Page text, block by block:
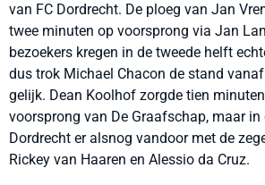
van FC Dordrecht. De ploeg van Jan
twee minuten op voorsprong via Jan
bezoekers kregen in de tweede helft
dus trok Michael Chacon de stand
gelijk. Dean Koolhof zorgde tien
voorsprong van De Graafschap, maar
Dordrecht er alsnog vandoor met de
Rickey van Haaren en Alessio da Cruz.